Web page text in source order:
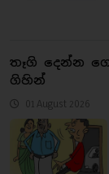
තෑගි දෙන්න
ගිහින්
01 August 2026